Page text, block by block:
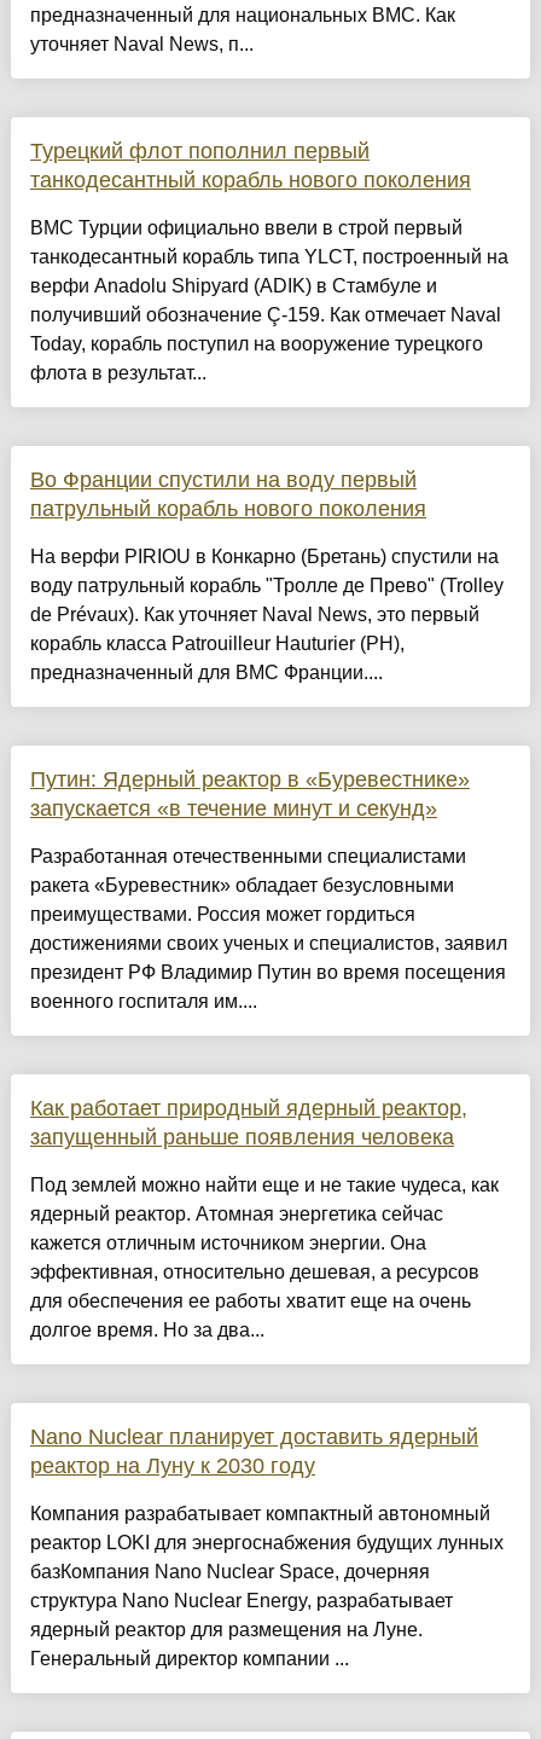
предназначенный для национальных ВМС. Как
уточняет Naval News, п...
Турецкий флот пополнил первый
танкодесантный корабль нового поколения
ВМС Турции официально ввели в строй первый
танкодесантный корабль типа YLCT, построенный на
верфи Anadolu Shipyard (ADIK) в Стамбуле и
получивший обозначение Ç-159. Как отмечает Naval
Today, корабль поступил на вооружение турецкого
флота в результат...
Во Франции спустили на воду первый
патрульный корабль нового поколения
На верфи PIRIOU в Конкарно (Бретань) спустили на
воду патрульный корабль "Тролле де Прево" (Trolley
de Prévaux). Как уточняет Naval News, это первый
корабль класса Patrouilleur Hauturier (PH),
предназначенный для ВМС Франции....
Путин: Ядерный реактор в «Буревестнике»
запускается «в течение минут и секунд»
Разработанная отечественными специалистами
ракета «Буревестник» обладает безусловными
преимуществами. Россия может гордиться
достижениями своих ученых и специалистов, заявил
президент РФ Владимир Путин во время посещения
военного госпиталя им....
Как работает природный ядерный реактор,
запущенный раньше появления человека
Под землей можно найти еще и не такие чудеса, как
ядерный реактор. Атомная энергетика сейчас
кажется отличным источником энергии. Она
эффективная, относительно дешевая, а ресурсов
для обеспечения ее работы хватит еще на очень
долгое время. Но за два...
Nano Nuclear планирует доставить ядерный
реактор на Луну к 2030 году
Компания разрабатывает компактный автономный
реактор LOKI для энергоснабжения будущих лунных
базКомпания Nano Nuclear Space, дочерняя
структура Nano Nuclear Energy, разрабатывает
ядерный реактор для размещения на Луне.
Генеральный директор компании ...